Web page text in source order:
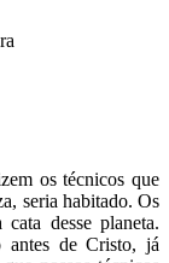
os técnicos que
seria habitado. Os
desse planeta.
antes de Cristo, já